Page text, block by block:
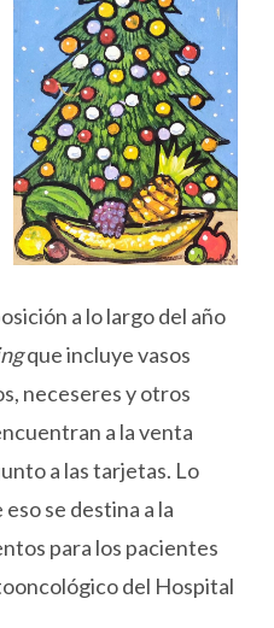
a lo largo del año
que incluye vasos
neceseres y otros
a la venta
a las tarjetas. Lo
se destina a la
para los pacientes
del Hospital